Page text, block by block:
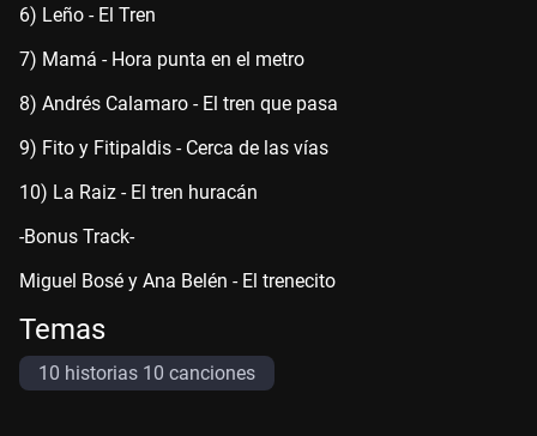
6) Leño - El Tren
7) Mamá - Hora punta en el metro
8) Andrés Calamaro - El tren que pasa
9) Fito y Fitipaldis - Cerca de las vías
10) La Raiz - El tren huracán
-Bonus Track-
Miguel Bosé y Ana Belén - El trenecito
Temas
10 historias 10 canciones